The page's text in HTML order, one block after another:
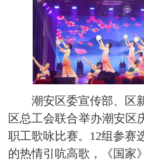
潮安区委宣传部、区新
区总工会联合举办潮安区
职工歌咏比赛。12组参赛
的热情引吭高歌，《国家